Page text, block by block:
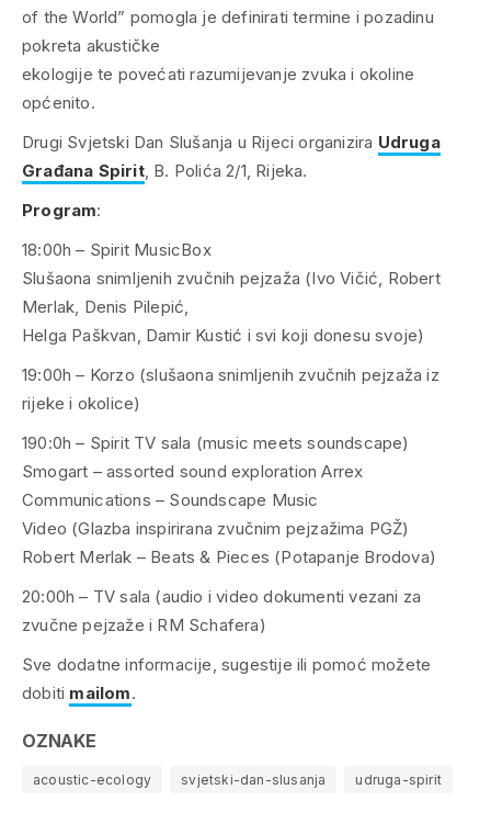
of the World” pomogla je definirati termine i pozadinu
pokreta akustičke
ekologije te povećati razumijevanje zvuka i okoline
općenito.
Drugi Svjetski Dan Slušanja u Rijeci organizira Udruga
Građana Spirit, B. Polića 2/1, Rijeka.
Program:
18:00h – Spirit MusicBox
Slušaona snimljenih zvučnih pejzaža (Ivo Vičić, Robert
Merlak, Denis Pilepić,
Helga Paškvan, Damir Kustić i svi koji donesu svoje)
19:00h – Korzo (slušaona snimljenih zvučnih pejzaža iz
rijeke i okolice)
190:0h – Spirit TV sala (music meets soundscape)
Smogart – assorted sound exploration Arrex
Communications – Soundscape Music
Video (Glazba inspirirana zvučnim pejzažima PGŽ)
Robert Merlak – Beats & Pieces (Potapanje Brodova)
20:00h – TV sala (audio i video dokumenti vezani za
zvučne pejzaže i RM Schafera)
Sve dodatne informacije, sugestije ili pomoć možete
dobiti mailom.
OZNAKE
acoustic-ecology svjetski-dan-slusanja udruga-spirit